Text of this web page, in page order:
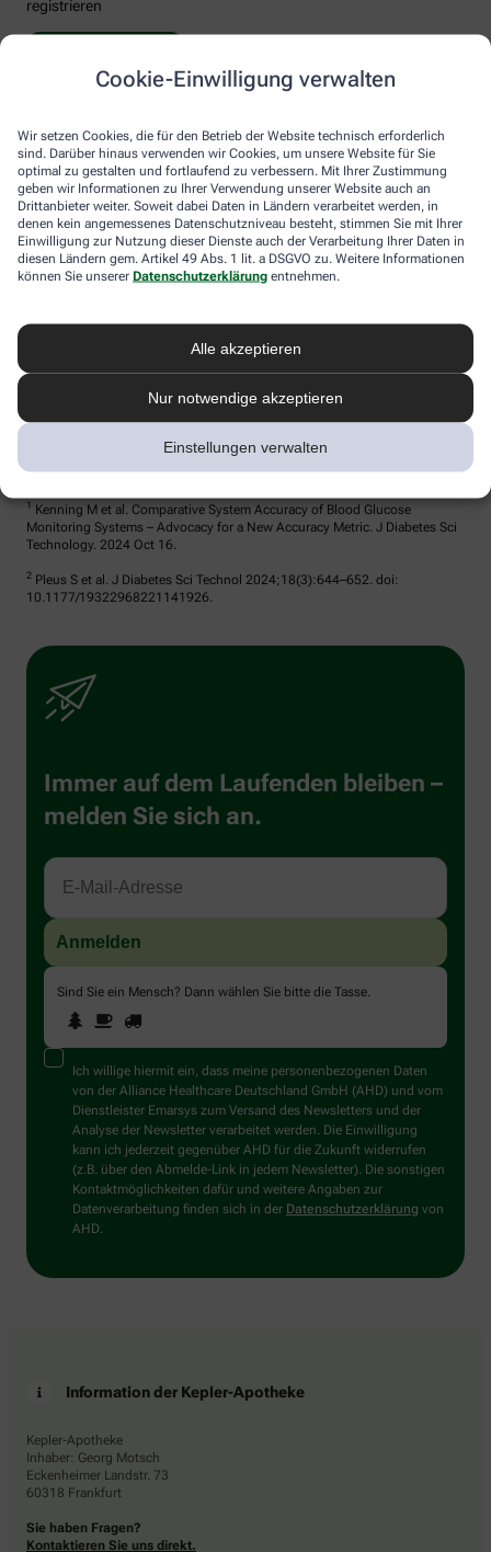
Cookie-Einwilligung verwalten
Wir setzen Cookies, die für den Betrieb der Website technisch erforderlich
sind. Darüber hinaus verwenden wir Cookies, um unsere Website für Sie
optimal zu gestalten und fortlaufend zu verbessern. Mit Ihrer Zustimmung
geben wir Informationen zu Ihrer Verwendung unserer Website auch an
Drittanbieter weiter. Soweit dabei Daten in Ländern verarbeitet werden, in
denen kein angemessenes Datenschutzniveau besteht, stimmen Sie mit Ihrer
Einwilligung zur Nutzung dieser Dienste auch der Verarbeitung Ihrer Daten in
diesen Ländern gem. Artikel 49 Abs. 1 lit. a DSGVO zu. Weitere Informationen
können Sie unserer Datenschutzerklärung entnehmen.
Alle akzeptieren
Nur notwendige akzeptieren
Einstellungen verwalten
registrieren
1 Kenning M et al. Comparative System Accuracy of Blood Glucose
Monitoring Systems – Advocacy for a New Accuracy Metric. J Diabetes Sci
Technology. 2024 Oct 16.
2 Pleus S et al. J Diabetes Sci Technol 2024;18(3):644–652. doi:
10.1177/19322968221141926.
Immer auf dem Laufenden bleiben –
melden Sie sich an.
Sind Sie ein Mensch? Dann wählen Sie bitte die Tasse.
Sind
Sie
ein
Mensch?
Dann
wählen
Sie
bitte
die
Tasse.
1 2
Ich willige hiermit ein, dass meine personenbezogenen Daten
von der Alliance Healthcare Deutschland GmbH (AHD) und vom
Dienstleister Emarsys zum Versand des Newsletters und der
Analyse der Newsletter verarbeitet werden. Die Einwilligung
kann ich jederzeit gegenüber AHD für die Zukunft widerrufen
(z.B. über den Abmelde-Link in jedem Newsletter). Die sonstigen
Kontaktmöglichkeiten dafür und weitere Angaben zur
Datenverarbeitung finden sich in der Datenschutzerklärung von
AHD.
Information der Kepler-Apotheke
Kepler-Apotheke
Inhaber: Georg Motsch
Eckenheimer Landstr. 73
60318 Frankfurt
Sie haben Fragen?
Kontaktieren Sie uns direkt.